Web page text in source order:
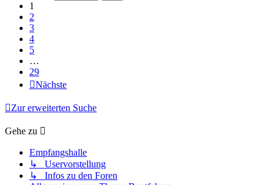
1
2
3
4
5
…
29
Nächste
Zur erweiterten Suche
Gehe zu
Empfangshalle
↳ Uservorstellung
↳ Infos zu den Foren